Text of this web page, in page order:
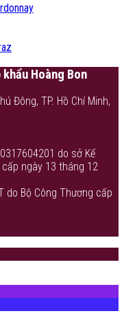
Hoàng Bon
Đông, TP. Hồ Chí Minh,
do sở Kế
ngày 13 tháng 12
do Bộ Công Thương cấp